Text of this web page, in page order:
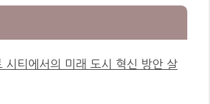
시티에서의 미래 도시 혁신 방안 살